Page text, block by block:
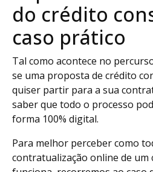
do crédito
caso prático
Tal como acontece no
se uma proposta de crédito
quiser partir para a sua
saber que todo o processo
forma 100% digital.
Para melhor perceber como
contratualização online de um